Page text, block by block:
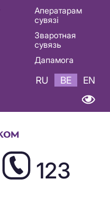
Аператарам
сувязі
Зваротная
сувязь
Дапамога
RU BE EN
123